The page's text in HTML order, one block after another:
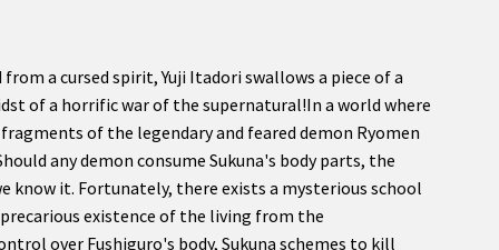
a cursed spirit, Yuji Itadori swallows a piece of a
of a horrific war of the supernatural!In a world where
of the legendary and feared demon Ryomen
any demon consume Sukuna's body parts, the
know it. Fortunately, there exists a mysterious school
existence of the living from the
over Fushiguro's body, Sukuna schemes to kill